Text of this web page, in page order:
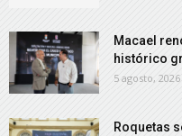
Macael
histórico
5 agosto, 2026
Roquetas